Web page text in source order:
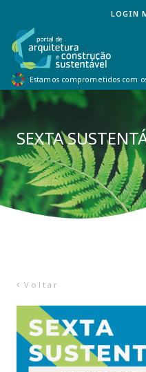
LOGIN
Estamos comprometidos com
SEXTA
Voltar